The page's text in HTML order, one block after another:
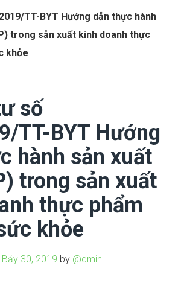
TT-BYT Hướng dẫn thực hành
trong sản xuất kinh doanh thực
khỏe
số
TT-BYT Hướng
hành sản xuất
trong sản xuất
thực phẩm
khỏe
30, 2019 by @dmin